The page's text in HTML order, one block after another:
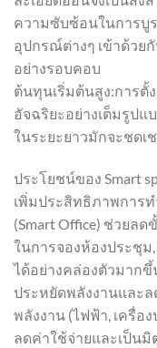
ความซับซ้อนในการบู
อุปกรณ์ต่างๆ เข้าด้วย
อย่างรอบคอบ
ต้นทุนเริ่มต้นสูง:การตั้
อัจฉริยะอย่างเต็มรูป
ในระยะยาวมักจะชดเ
ประโยชน์ของ Smart
เพิ่มประสิทธิภาพการท
(Smart Office) ช่วยล
ในการจองห้องประชุ
ได้อย่างคล่องตัวมากขึ้
ประหยัดพลังงานและ
พลังงาน (ไฟฟ้า, เครื่อ
ลดค่าใช้จ่ายและเป็น